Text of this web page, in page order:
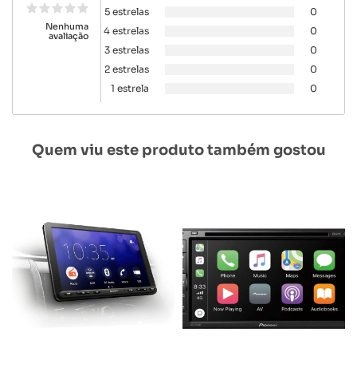
Nenhuma
avaliação
5 estrelas
0
4 estrelas
0
3 estrelas
0
2 estrelas
0
1 estrela
0
Quem viu este produto também gostou